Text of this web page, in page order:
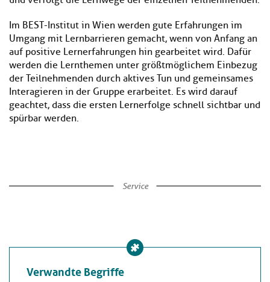
Im BEST-Institut in Wien werden gute Erfahrungen im
Umgang mit Lernbarrieren gemacht, wenn von Anfang an
auf positive Lernerfahrungen hin gearbeitet wird. Dafür
werden die Lernthemen unter größtmöglichem Einbezug
der Teilnehmenden durch aktives Tun und gemeinsames
Interagieren in der Gruppe erarbeitet. Es wird darauf
geachtet, dass die ersten Lernerfolge schnell sichtbar und
spürbar werden.
Service
Verwandte Begriffe